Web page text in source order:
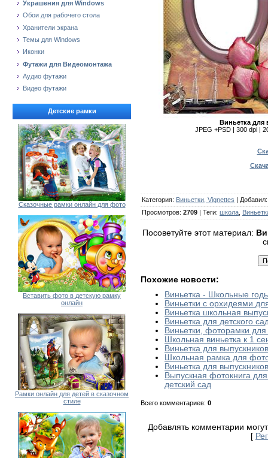
Украшения для Windows
Обои для рабочего стола
Хранители экрана
Темы для Windows
Иконки
Футажи для Видеомонтажа
Аудио футажи
Видео футажи
Детские рамки
Сказочные рамки онлайн для фото
Вставить фото в детскую рамку
онлайн
Рамки онлайн для детей в сказочном
стиле
Виньетка для
JPEG +PSD | 300 dpi |
Категория: Виньетки, Vignettes | Добавил
Просмотров: 2709 | Теги: школа
Посоветуйте этот материал:
Похожие новости:
Виньетка - Школьные
Виньетки с орхидеями
Виньетка школьная
Виньетка для детского
Виньетки, фоторамки
Школьная виньетка к 1
Виньетка для
Школьная рамка для
Виньетка для
Выпускная фотокнига
детский сад
Всего комментариев: 0
Добавлять комментарии
[